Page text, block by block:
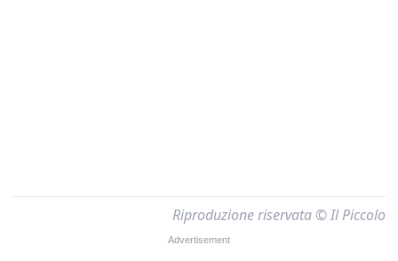
Riproduzione riservata © Il Piccolo